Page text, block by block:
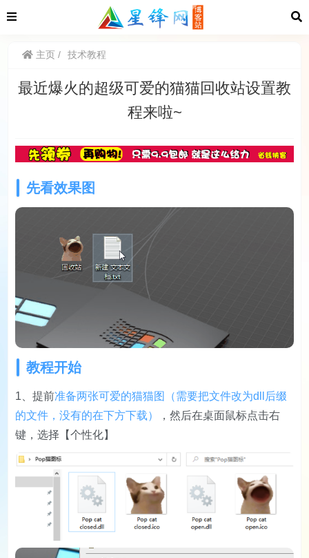
主页 技术教程
最近爆火的超级可爱的猫猫回收站设置教
程来啦~
先看效果图
教程开始
1、提前准备两张可爱的猫猫图（需要把文件改为dll后缀
的文件，没有的在下方下载）
，然后在桌面鼠标点击右
键，选择【个性化】